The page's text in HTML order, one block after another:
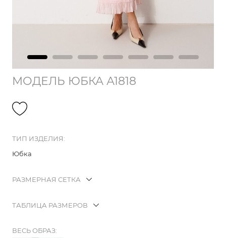
МОДЕЛЬ ЮБКА А1818
ТИП ИЗДЕЛИЯ:
Юбка
РАЗМЕРНАЯ СЕТКА
ТАБЛИЦА РАЗМЕРОВ
ВЕСЬ ОБРАЗ: